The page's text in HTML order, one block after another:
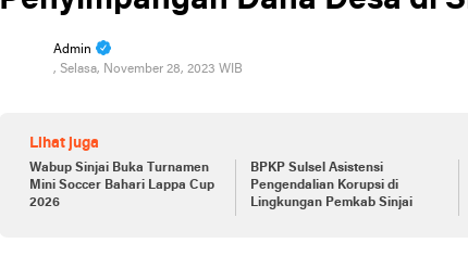
Admin
, Selasa, November 28, 2023 WIB
Lihat juga
Wabup Sinjai Buka Turnamen
Mini Soccer Bahari Lappa Cup
2026
BPKP Sulsel Asistensi
Pengendalian Korupsi di
Lingkungan Pemkab Sinjai